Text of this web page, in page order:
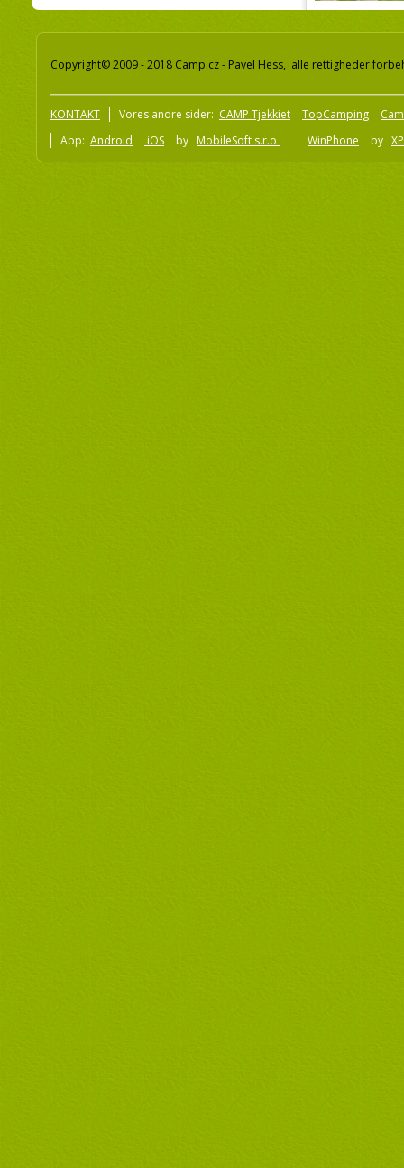
Copyright© 2009 - 2018 Camp.cz - Pavel Hess, alle rettigheder
KONTAKT Vores andre sider: CAMP Tjekkiet TopCamping
App: Android iOS by MobileSoft s.r.o WinPhone by